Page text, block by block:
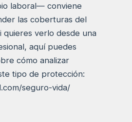
laboral— conviene
las coberturas del
quieres verlo desde una
aquí puedes
cómo analizar
tipo de protección:
seguro-vida/